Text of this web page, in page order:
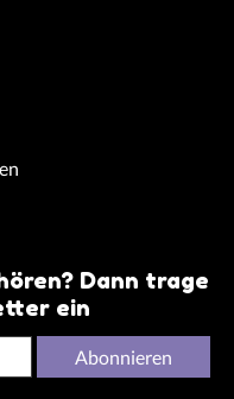
Dann trage
ein
Abonnieren